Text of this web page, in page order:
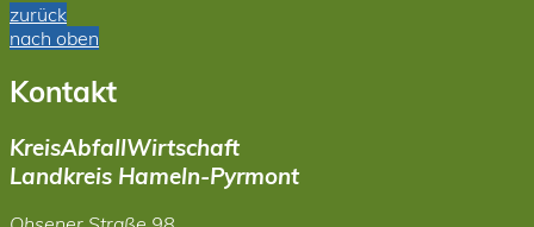
zurück
nach oben
Kontakt
KreisAbfallWirtschaft
Landkreis Hameln-Pyrmont